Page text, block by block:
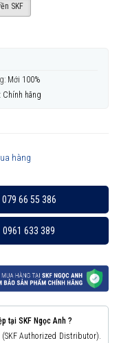
SKF
Mới 100%
Chính hãng
hàng
079 66 55 386
0961 633 389
tại SKF Ngọc Anh ?
Authorized Distributor).